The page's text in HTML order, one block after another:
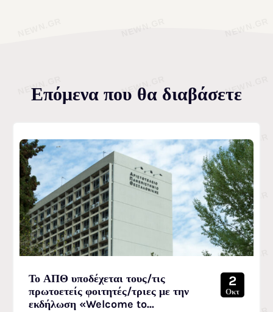
Επόμενα που θα διαβάσετε
Το ΑΠΘ υποδέχεται τους/τις
πρωτοετείς φοιτητές/τριες με την
εκδήλωση «Welcome to...
2
Οκτ